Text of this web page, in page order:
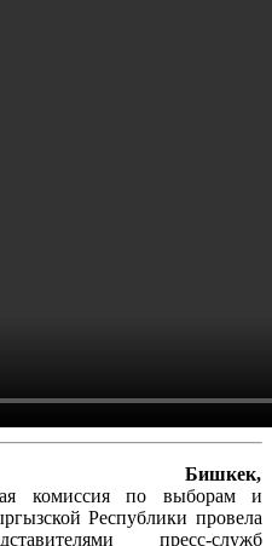
Бишкек,
комиссия по выборам и
Республики провела
пресс-служб